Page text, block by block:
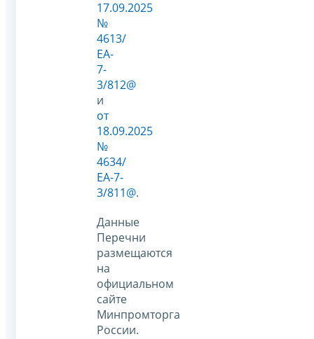
17.09.2025
№
4613/
ЕА-
7-
3/812@
и
от
18.09.2025
№
4634/
ЕА-7-
3/811@.
Данные
Перечни
размещаются
на
официальном
сайте
Минпромторга
России.